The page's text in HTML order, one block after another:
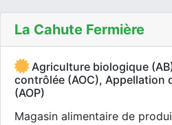
La Cahute Fermière
Agriculture biologique
contrôlée (AOC), Appellation
(AOP)
Magasin alimentaire de